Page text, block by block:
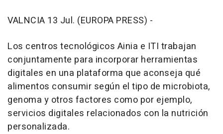
VALNCIA 13 Jul. (EUROPA PRESS) -
Los centros tecnológicos Ainia e ITI trabajan
conjuntamente para incorporar herramientas
digitales en una plataforma que aconseja qué
alimentos consumir según el tipo de microbiota,
genoma y otros factores como por ejemplo,
servicios digitales relacionados con la nutrición
personalizada.